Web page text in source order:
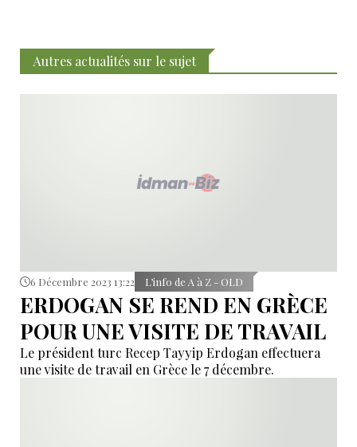
Autres actualités sur le sujet
6 Décembre 2023 13:22 L’info de A à Z - OLD
ERDOGAN SE REND EN GRÈCE
POUR UNE VISITE DE TRAVAIL
Le président turc Recep Tayyip Erdogan effectuera
une visite de travail en Grèce le 7 décembre.